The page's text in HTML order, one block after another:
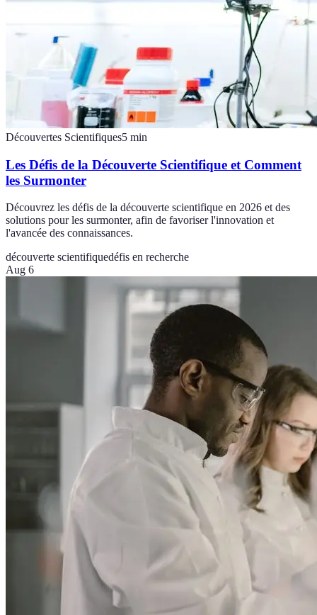
Découvertes Scientifiques5 min
Les Défis de la Découverte Scientifique et Comment
les Surmonter
Découvrez les défis de la découverte scientifique en 2026 et des
solutions pour les surmonter, afin de favoriser l'innovation et
l'avancée des connaissances.
découverte scientifiquedéfis en recherche
Aug 6